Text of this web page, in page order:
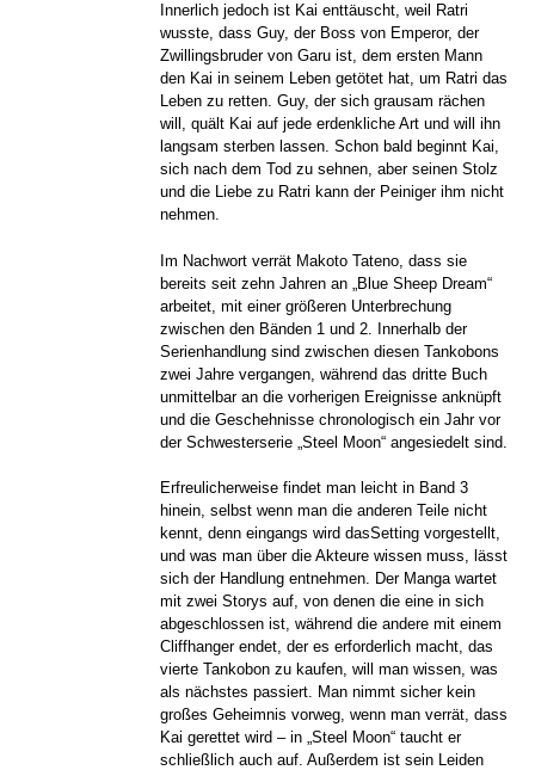
Innerlich jedoch ist Kai enttäuscht, weil Ratri
wusste, dass Guy, der Boss von Emperor, der
Zwillingsbruder von Garu ist, dem ersten Mann
den Kai in seinem Leben getötet hat, um Ratri das
Leben zu retten. Guy, der sich grausam rächen
will, quält Kai auf jede erdenkliche Art und will ihn
langsam sterben lassen. Schon bald beginnt Kai,
sich nach dem Tod zu sehnen, aber seinen Stolz
und die Liebe zu Ratri kann der Peiniger ihm nicht
nehmen.
Im Nachwort verrät Makoto Tateno, dass sie
bereits seit zehn Jahren an „Blue Sheep Dream“
arbeitet, mit einer größeren Unterbrechung
zwischen den Bänden 1 und 2. Innerhalb der
Serienhandlung sind zwischen diesen Tankobons
zwei Jahre vergangen, während das dritte Buch
unmittelbar an die vorherigen Ereignisse anknüpft
und die Geschehnisse chronologisch ein Jahr vor
der Schwesterserie „Steel Moon“ angesiedelt sind.
Erfreulicherweise findet man leicht in Band 3
hinein, selbst wenn man die anderen Teile nicht
kennt, denn eingangs wird dasSetting vorgestellt,
und was man über die Akteure wissen muss, lässt
sich der Handlung entnehmen. Der Manga wartet
mit zwei Storys auf, von denen die eine in sich
abgeschlossen ist, während die andere mit einem
Cliffhanger endet, der es erforderlich macht, das
vierte Tankobon zu kaufen, will man wissen, was
als nächstes passiert. Man nimmt sicher kein
großes Geheimnis vorweg, wenn man verrät, dass
Kai gerettet wird – in „Steel Moon“ taucht er
schließlich auch auf. Außerdem ist sein Leiden